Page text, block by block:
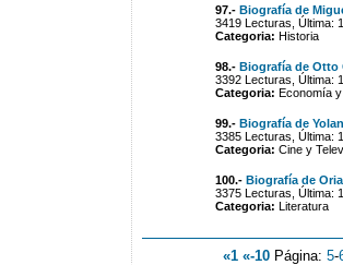
97.- Biografía de
3419 Lecturas, Última:
Categoria: Historia
98.- Biografía de Otto
3392 Lecturas, Última:
Categoria: Economía
99.- Biografía de
3385 Lecturas, Última:
Categoria: Cine y
100.- Biografía de
3375 Lecturas, Última:
Categoria: Literatura
«1 «-10 Página: 5-